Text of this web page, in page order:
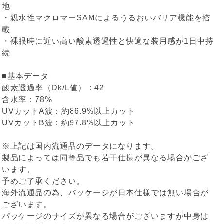
地
・親水性マクロマーSAMによるうるおいバリア機能を搭
載
・裸眼時に近い高い酸素透過性と快適な装用感が1日中持
続
■基本データ
酸素透過率（Dk/L値）：42
含水率：78%
UVカットA波：約86.9%以上カット
UVカットB波：約97.8%以上カット
※上記は国内流通品のデータになります。
製品によっては同等品でも若干仕様が異なる場合がござ
います。
予めご了承ください。
海外流通品の為、パッケージが日本仕様では無い場合が
ございます。
パッケージのサイズが異なる場合がございますが中身は